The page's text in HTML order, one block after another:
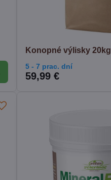
Konopné výlisky 20kg
5 - 7 prac. dní
59,99 €